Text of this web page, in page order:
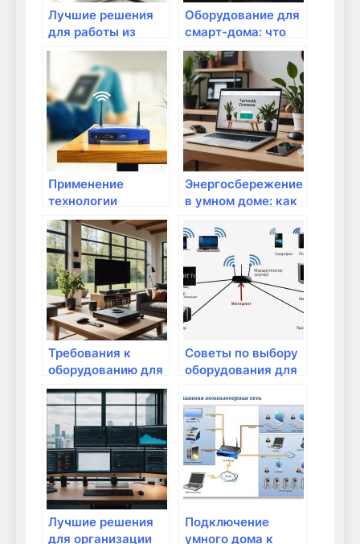
Лучшие решения
для работы из
дома
Оборудование для
смарт-дома: что
выбрать?
Применение
технологии
интернет вещей в
домашнем
пространстве
Энергосбережение
в умном доме: как
оборудование
Требования к
оборудованию для
растущего умного
дома
Советы по выбору
оборудования для
Лучшие решения
для организации
Подключение
умного дома к